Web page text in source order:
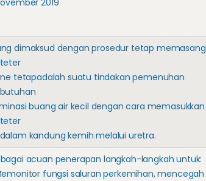
dimaksud dengan prosedur tetap memasang
tetapadalah suatu tindakan pemenuhan
buang air kecil dengan cara memasukkan
kandung kemih melalui uretra.
acuan penerapan langkah-langkah untuk:
fungsi saluran perkemihan, mencegah